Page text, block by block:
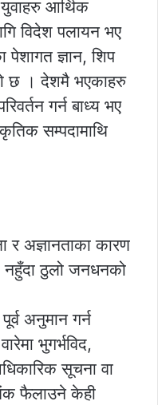
आर्थिक
विदेश पलायन भए
ज्ञान, शिप
छ । देशमै भएकाहरु
गर्न बाध्य भए
सम्पदामाथि
र अज्ञानताका कारण
नहुँदा ठुलो जनधनको
अनुमान गर्न
भुगर्भविद,
सूचना वा
फैलाउने केही